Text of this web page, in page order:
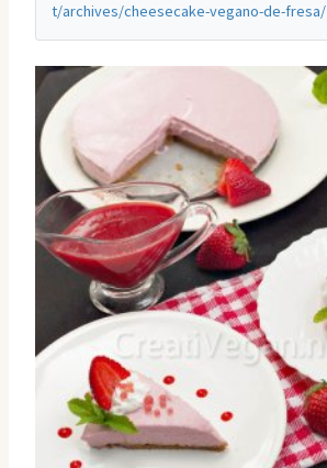
t/archives/cheesecake-vegano-de-fresa/